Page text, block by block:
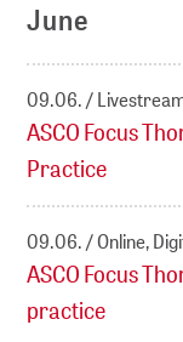
June
09.06.
ASCO Focus
Practice
09.06. Online,
ASCO Focus
practice